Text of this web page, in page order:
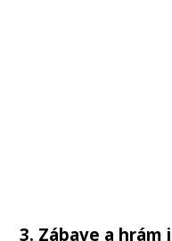
3. Zábave a